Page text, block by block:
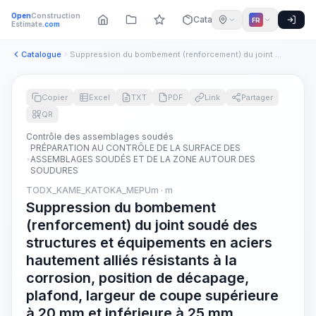
OpenConstruction
Estimate.com Catalogue FR
Catalogue Suppression du bombement (renforcement) du joint soudé des s...
Copier Excel TXT PDF Link
Partager
QR
Contrôle des assemblages soudés
PRÉPARATION AU CONTRÔLE DE LA SURFACE DES
ASSEMBLAGES SOUDÉS ET DE LA ZONE AUTOUR DES
SOUDURES
TODX_KAME_KATOKA_MEPUm · m
Suppression du bombement
(renforcement) du joint soudé des
structures et équipements en aciers
hautement alliés résistants à la
corrosion, position de décapage,
plafond, largeur de coupe supérieure